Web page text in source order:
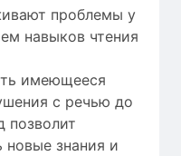
проблемы у
навыков чтения
имеющееся
с речью до
позволит
новые знания и